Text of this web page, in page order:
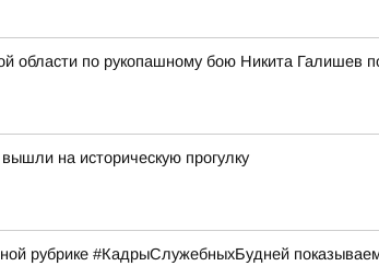
области по рукопашному бою Никита Галишев
на историческую прогулку
рубрике #КадрыСлужебныхБудней